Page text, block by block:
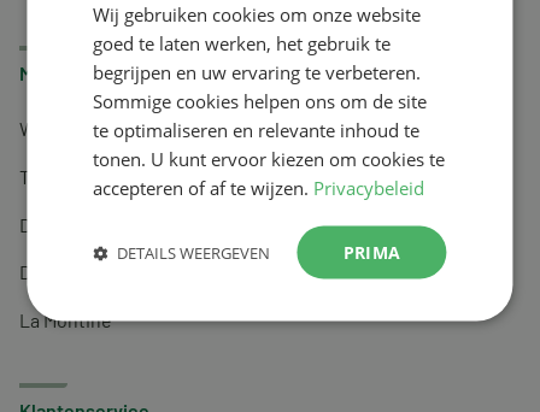
Merken
Wapiti
Tai-Ginseng
Dermagíq
Draisma
La Montine
Wij gebruiken cookies om onze website
goed te laten werken, het gebruik te
begrijpen en uw ervaring te verbeteren.
Sommige cookies helpen ons om de site
te optimaliseren en relevante inhoud te
tonen. U kunt ervoor kiezen om cookies te
accepteren of af te wijzen. Privacybeleid
PRIMA
DETAILS WEERGEVEN